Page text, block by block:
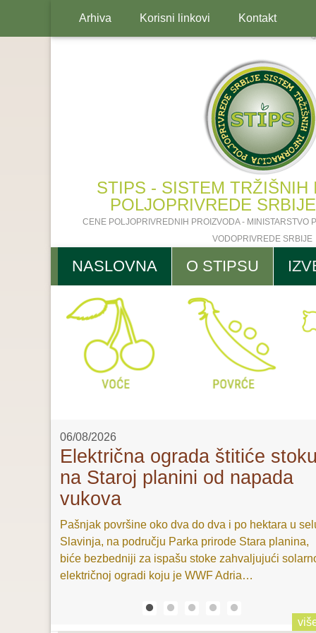
Arhiva Korisni linkovi Kontakt
STIPS - SISTEM TRŽIŠNIH
POLJOPRIVREDE
CENE POLJOPRIVREDNIH PROIZVODA - MINISTARSTVO
VODOPRIVREDE SRBIJE
NASLOVNA O STIPSU
06/08/2026
Električna ograda štitiće stoku
na Staroj planini od napada
vukova
Pašnjak površine oko dva do dva i po hektara u
Slavinja, na području Parka prirode Stara planina,
biće bezbedniji za ispašu stoke zahvaljujući
električnoj ogradi koju je WWF Adria…